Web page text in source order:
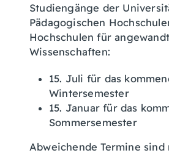
Studiengänge der
Pädagogischen
Hochschulen für
Wissenschaften:
15. Juli für das
Wintersemester
15. Januar für das
Sommersemester
Abweichende Termine sind